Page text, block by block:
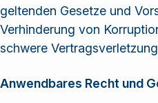
geltenden Gesetze und
Verhinderung von
schwere
Anwendbares Recht und